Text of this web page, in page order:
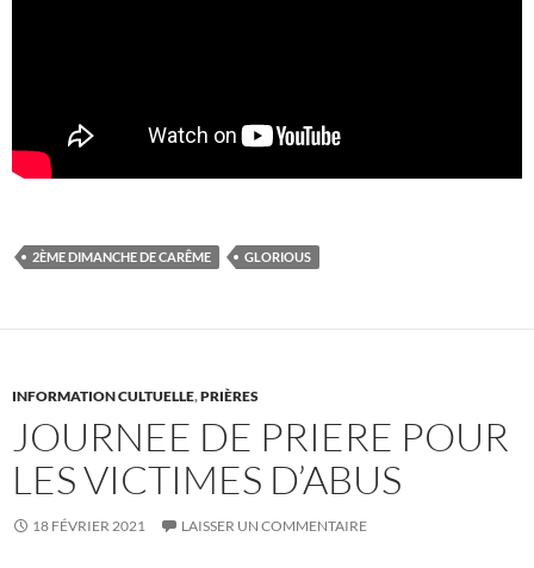
2ÈME DIMANCHE DE CARÊME GLORIOUS
INFORMATION CULTUELLE,PRIÈRES
JOURNEE DE PRIERE POUR
LES VICTIMES D’ABUS
18 FÉVRIER 2021 LAISSER UN COMMENTAIRE